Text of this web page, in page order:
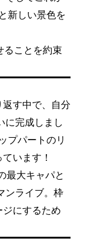
新しい景色を
ることを約束
す中で、自分
に完成しまし
プパートのリ
います！
最大キャパと
ンライブ。枠
にするため